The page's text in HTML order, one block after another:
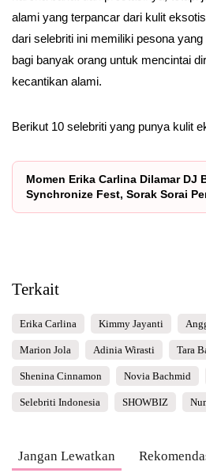
alami yang terpancar dari kulit
dari selebriti ini memiliki pesona
bagi banyak orang untuk mencintai
kecantikan alami.
Berikut 10 selebriti yang punya kulit
Momen Erika Carlina Dilamar DJ
Synchronize Fest, Sorak Sorai
Terkait
Erika Carlina Kimmy Jayanti
Marion Jola Adinia Wirasti Tara
Shenina Cinnamon Novia Bachmid
Selebriti Indonesia SHOWBIZ
Jangan Lewatkan